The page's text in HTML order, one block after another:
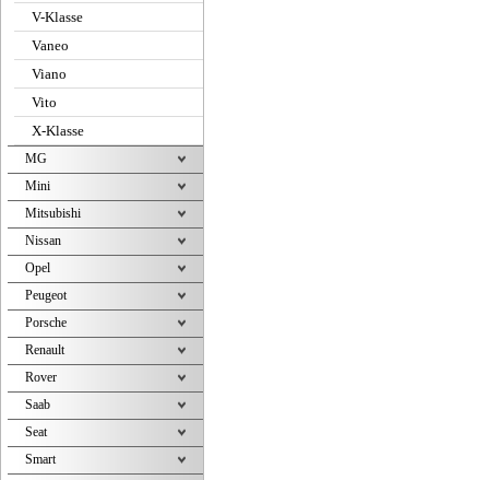
V-Klasse
Vaneo
Viano
Vito
X-Klasse
MG
Mini
Mitsubishi
Nissan
Opel
Peugeot
Porsche
Renault
Rover
Saab
Seat
Smart